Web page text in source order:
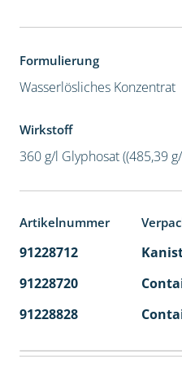
Formulierung
Wasserlösliches Konzentrat
Wirkstoff
360 g/l Glyphosat ((485,39
Artikelnummer
91228712
91228720
91228828